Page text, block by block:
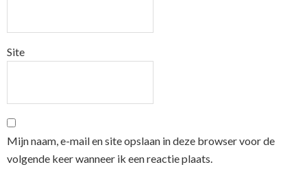
Site
Mijn naam, e-mail en site opslaan in deze browser voor de
volgende keer wanneer ik een reactie plaats.